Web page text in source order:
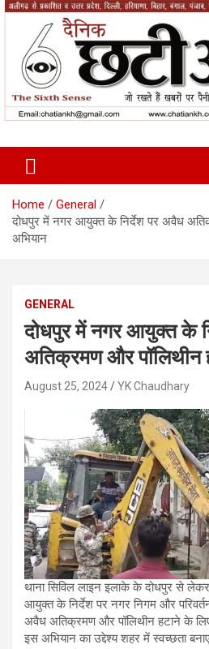
Skip
content
Chatiankh
Home
General
दोधपुर में नगर आयुक्त के निर्देश पर अवैध
अभियान
GENERAL
दोधपुर में नगर आयुक्त के
अतिक्रमण और पॉलिथीन
August 25, 2024 YK Chaudhary
थाना सिविल लाइन इलाके के दोधपुर से
आयुक्त के निर्देश पर नगर निगम और
अवैध अतिक्रमण और पॉलिथीन हटाने के
इस अभियान का उद्देश्य शहर में स्वच्छता